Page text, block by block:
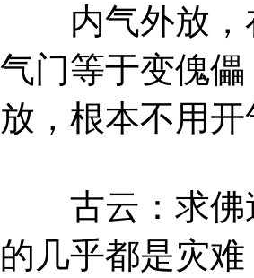
内气外放，
气门等于变傀
放，根本不用
古云：求佛
的几乎都是灾